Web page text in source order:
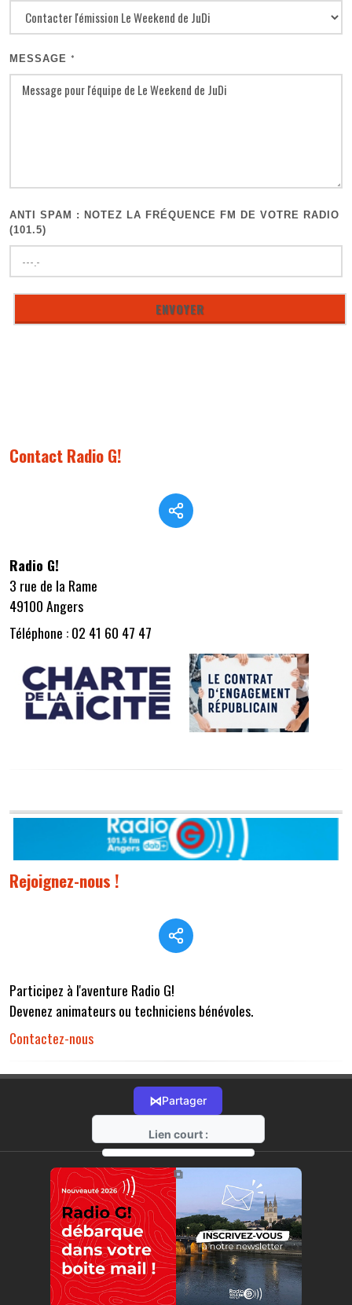
MESSAGE *
ANTI SPAM : NOTEZ LA FRÉQUENCE FM DE VOTRE RADIO
(101.5)
Contact Radio G!
Radio G!
3 rue de la Rame
49100 Angers
Téléphone : 02 41 60 47 47
Rejoignez-nous !
Participez à l'aventure Radio G!
Devenez animateurs ou techniciens bénévoles.
Contactez-nous
⋈Partager
Lien court :
https://radio-g.fr?r32
⧉